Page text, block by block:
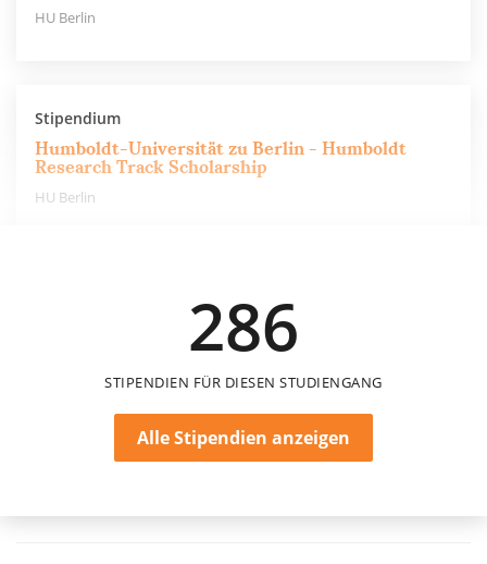
HU Berlin
Stipendium
Humboldt-Universität zu Berlin - Humboldt
Research Track Scholarship
HU Berlin
286
STIPENDIEN FÜR DIESEN STUDIENGANG
Alle Stipendien anzeigen